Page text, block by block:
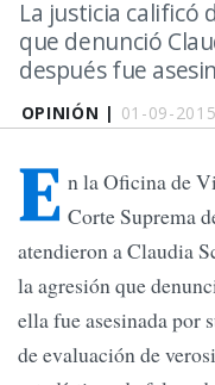
OPINIÓN | 01-09-
La justicia calificó
que denunció
después fue
E n la Oficina de
Corte Suprema
atendieron a Claudia
la agresión que
ella fue asesinada por
de evaluación de